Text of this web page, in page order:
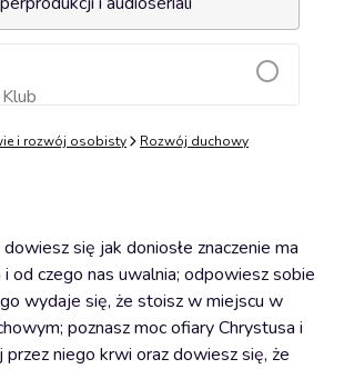
Dodaj do koszyka
i rozwój osobisty Rozwój duchowy
się jak doniosłe znaczenie ma
od czego nas uwalnia; odpowiesz sobie
wydaje się, że stoisz w miejscu w
poznasz moc ofiary Chrystusa i
przez niego krwi oraz dowiesz się, że